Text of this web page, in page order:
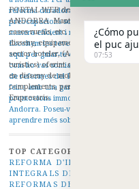
PORTAL WEB de REFORMES I
ANDORRA. Manteniment i
cases rurals, etc. Donem respostes
disseny, equipament i mobiliari per
sector hoteler, (Aparthotels, hotels
turístics) oferint qualitat, disseny i
en disseny de mobiliari per a hotels i
complements, per adaptar-nos
Empresaris.
TOP CATEGORIES:
REFORMA D'INTERIORS
INTEGRALS DE LA LLAR
REFORMAS DE ANDORRA
¿Cómo
el puc
07:53